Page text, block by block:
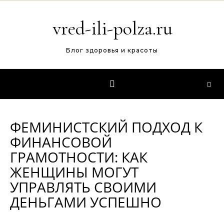
vred-ili-polza.ru
Блог здоровья и красоты
ФЕМИНИСТСКИЙ ПОДХОД К
ФИНАНСОВОЙ
ГРАМОТНОСТИ: КАК
ЖЕНЩИНЫ МОГУТ
УПРАВЛЯТЬ СВОИМИ
ДЕНЬГАМИ УСПЕШНО